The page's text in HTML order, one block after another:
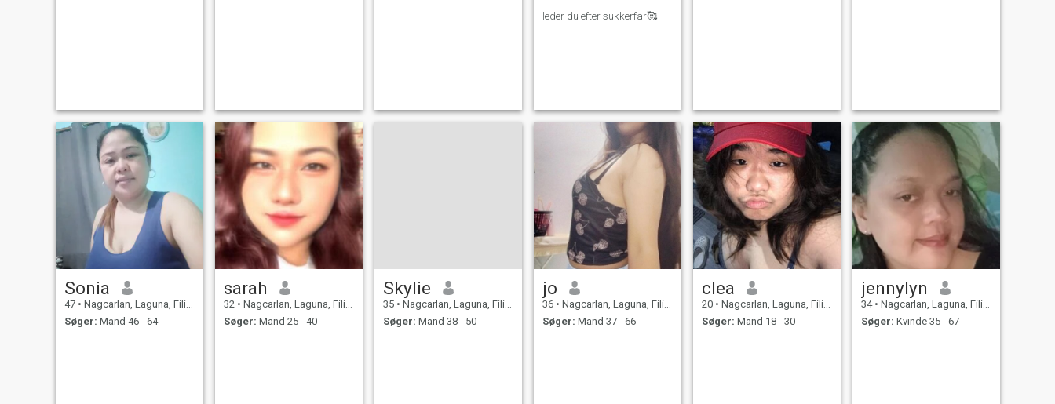
leder du efter sukkerfar🥰
Sonia
47 • Nagcarlan, Laguna, Filippinerne
Søger: Mand 46 - 64
sarah
32 • Nagcarlan, Laguna, Filippinerne
Søger: Mand 25 - 40
Skylie
35 • Nagcarlan, Laguna, Filippinerne
Søger: Mand 38 - 50
jo
36 • Nagcarlan, Laguna, Filippinerne
Søger: Mand 37 - 66
clea
20 • Nagcarlan, Laguna, Filippinerne
Søger: Mand 18 - 30
jennylyn
34 • Nagcarlan, Laguna, Filippinerne
Søger: Kvinde 35 - 67